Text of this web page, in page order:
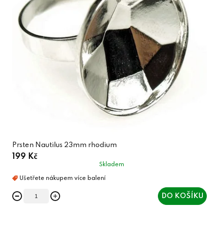
Prsten Nautilus 23mm rhodium
199 Kč
Skladem
DO KOŠÍKU